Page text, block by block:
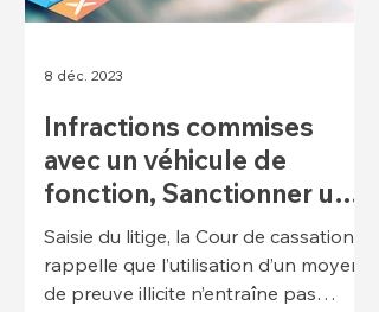
Infractions commises
avec un véhicule de
fonction, Sanctionner un
salarié grâce aux réseaux
sociaux
Saisie du litige, la Cour de cassation
rappelle que l’utilisation d’un moyen
de preuve illicite n’entraîne pas
8 déc. 2023